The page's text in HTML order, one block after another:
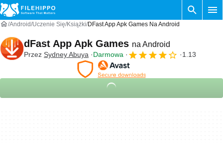
Android Uczenie Się Książki DFast App Apk Games Na Android
dFast App Apk Games na Android
Przez Sydney Abuya Darmowa 1.13